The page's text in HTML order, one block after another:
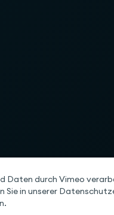
Daten durch Vimeo
Sie in unserer